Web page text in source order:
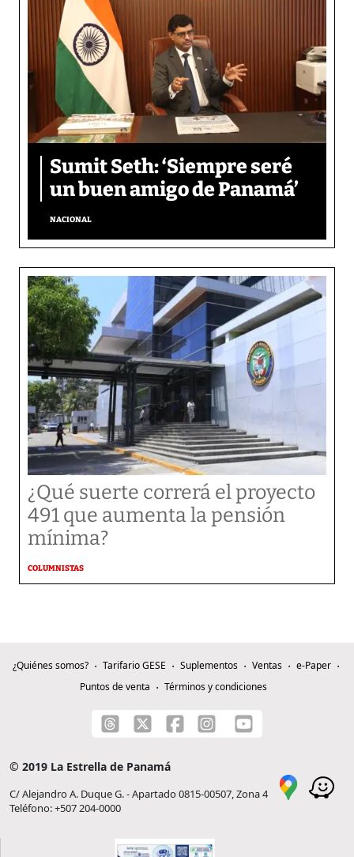
Sumit Seth: ‘Siempre seré
un buen amigo de Panamá’
NACIONAL
¿Qué suerte correrá el proyecto
491 que aumenta la pensión
mínima?
COLUMNISTAS
¿Quiénes somos? Tarifario GESE Suplementos Ventas
e-Paper
Puntos de venta
Términos y condiciones
© 2019 La Estrella de Panamá
C/ Alejandro A. Duque G. - Apartado 0815-00507, Zona 4
Teléfono: +507 204-0000